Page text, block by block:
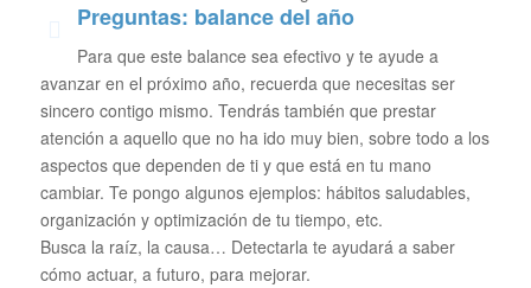
Preguntas: balance del año
Para que este balance sea efectivo y te ayude a
avanzar en el próximo año, recuerda que necesitas ser
sincero contigo mismo. Tendrás también que prestar
atención a aquello que no ha ido muy bien, sobre todo a los
aspectos que dependen de ti y que está en tu mano
cambiar. Te pongo algunos ejemplos: hábitos saludables,
organización y optimización de tu tiempo, etc.
Busca la raíz, la causa… Detectarla te ayudará a saber
cómo actuar, a futuro, para mejorar.